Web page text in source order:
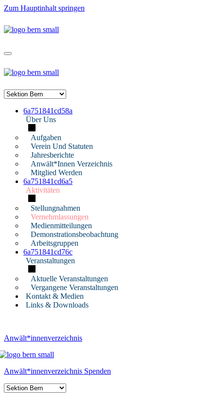
Zum Hauptinhalt springen
6a751841cd58a
Über Uns
Aufgaben
Verein Und Statuten
Jahresberichte
Anwält*innen Verzeichnis
Mitglied Werden
6a751841cd6a5
Aktivitäten
Stellungnahmen
Vernehmlassungen
Medienmitteilungen
Demonstrationsbeobachtung
Arbeitsgruppen
6a751841cd76c
Veranstaltungen
Aktuelle Veranstaltungen
Vergangene Veranstaltungen
Kontakt & Medien
Links & Downloads
Anwält*innenverzeichnis
Anwält*innenverzeichnis Spenden